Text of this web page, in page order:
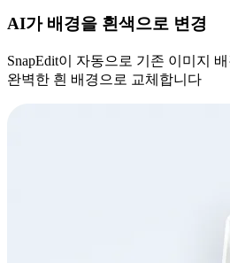
AI가 배경을 흰색으로 변경
SnapEdit이 자동으로 기존 이미지
완벽한 흰 배경으로 교체합니다